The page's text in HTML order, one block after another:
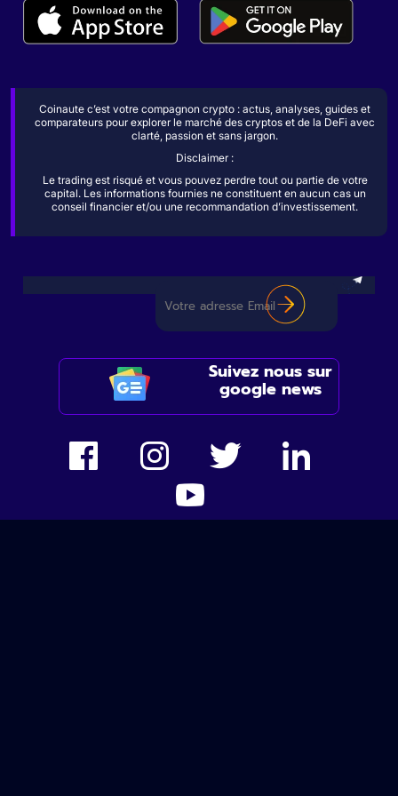
Coinaute c’est votre compagnon crypto : actus, analyses, guides et
comparateurs pour explorer le marché des cryptos et de la DeFi avec
clarté, passion et sans jargon.
Disclaimer :
Le trading est risqué et vous pouvez perdre tout ou partie de votre
capital. Les informations fournies ne constituent en aucun cas un
conseil financier et/ou une recommandation d’investissement.
Suivez nous sur
google news